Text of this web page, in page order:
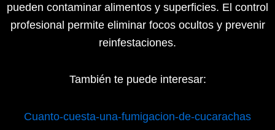
pueden contaminar alimentos y superficies. El control
profesional permite eliminar focos ocultos y prevenir
reinfestaciones.
También te puede interesar:
Cuanto-cuesta-una-fumigacion-de-cucarachas